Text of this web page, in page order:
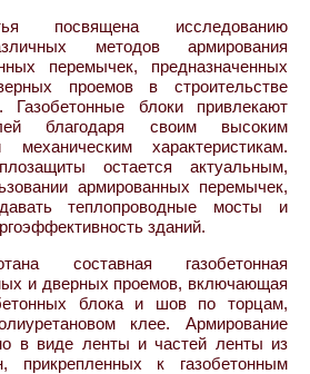
посвящена исследованию
методов армирования
перемычек, предназначенных
проемов в строительстве
Газобетонные блоки привлекают
благодаря своим высоким
характеристикам.
остается актуальным,
армированных перемычек,
теплопроводные мосты и
зданий.
составная газобетонная
и дверных проемов, включающая
блока и шов по торцам,
клее. Армирование
в виде ленты и частей ленты из
прикрепленных к газобетонным